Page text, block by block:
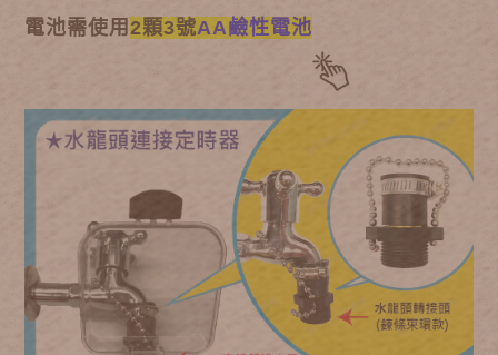
電池需使用2顆3號AA鹼性電池